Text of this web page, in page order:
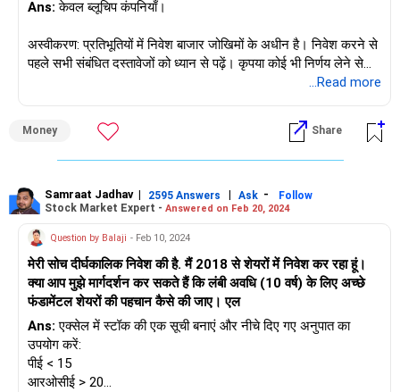
Ans: केवल ब्लूचिप कंपनियाँ।
अस्वीकरण: प्रतिभूतियों में निवेश बाजार जोखिमों के अधीन है। निवेश करने से
पहले सभी संबंधित दस्तावेजों को ध्यान से पढ़ें। कृपया कोई भी निर्णय लेने से
पहले अपने नियुक्त/भुगतान किए गए वित्तीय सलाहकार से परामर्श लें। उद्धृत
दिया गया पंजीकरण, बीएएसएल की सदस्यता और एनआईएसएम से प्रमाणन
किसी भी तरह से मध्यस्थ के प्रदर्शन की गारंटी नहीं देता है या निवेशकों को
रिटर्न का कोई आश्वासन नहीं देता है।
...Read more
Money Share
Samraat Jadhav| 2595 Answers | Ask -
Follow
Stock Market Expert - Answered on Feb 20, 2024
Question by Balaji - Feb 10, 2024
मेरी सोच दीर्घकालिक निवेश की है. मैं 2018 से शेयरों में निवेश कर रहा हूं।
क्या आप मुझे मार्गदर्शन कर सकते हैं कि लंबी अवधि (10 वर्ष) के लिए अच्छे
फंडामेंटल शेयरों की पहचान कैसे की जाए। एल
Ans: एक्सेल में स्टॉक की एक सूची बनाएं और नीचे दिए गए अनुपात का
उपयोग करें:
पीई < 15
आरओसीई > 20